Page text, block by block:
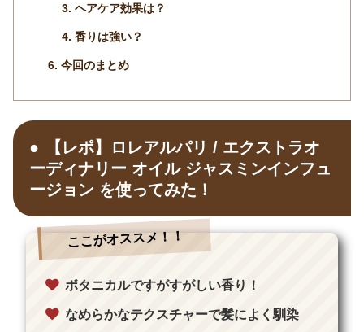
ヘアケア効果は？
香りは強い？
今回のまとめ
【レポ】ロレアルパリ / エクストラオ
ーディナリー オイル ジャスミンインフュ
ージョン を使ってみた！
ここがオススメ！！
ボタニカルですがすがしい香り！
なめらかなテクスチャーで髪によく馴染